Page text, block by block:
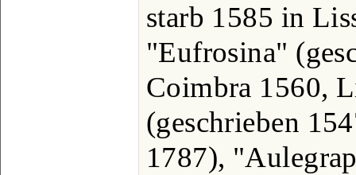
starb 1585 in
"Eufrosina"
Coimbra 1560,
(geschrieben
1787),